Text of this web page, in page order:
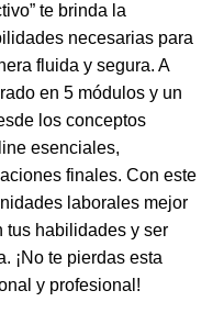
te brinda la
necesarias para
fluida y segura. A
en 5 módulos y un
los conceptos
esenciales,
finales. Con este
laborales mejor
tus habilidades y ser
¡No te pierdas esta
y profesional!